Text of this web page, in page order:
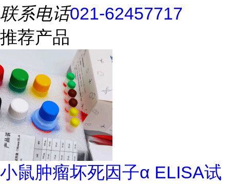
联系电话021-62457717
推荐产品
小鼠肿瘤坏死因子α ELISA试